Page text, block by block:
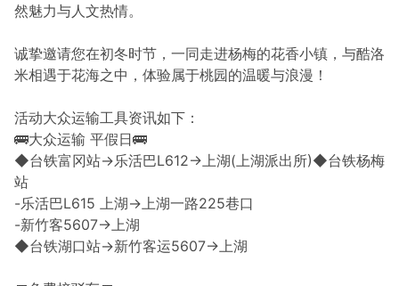
然魅力与人文热情。
诚挚邀请您在初冬时节，一同走进杨梅的花香小镇，与酷洛
米相遇于花海之中，体验属于桃园的温暖与浪漫！
活动大众运输工具资讯如下：
🚌大众运输 平假日🚌
◆台铁富冈站→乐活巴L612→上湖(上湖派出所)◆台铁杨梅
站
-乐活巴L615 上湖→上湖一路225巷口
-新竹客5607→上湖
◆台铁湖口站→新竹客运5607→上湖